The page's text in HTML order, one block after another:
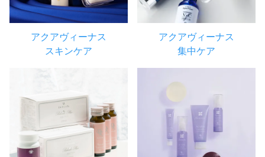
アクアヴィーナス
スキンケア
アクアヴィーナス
集中ケア